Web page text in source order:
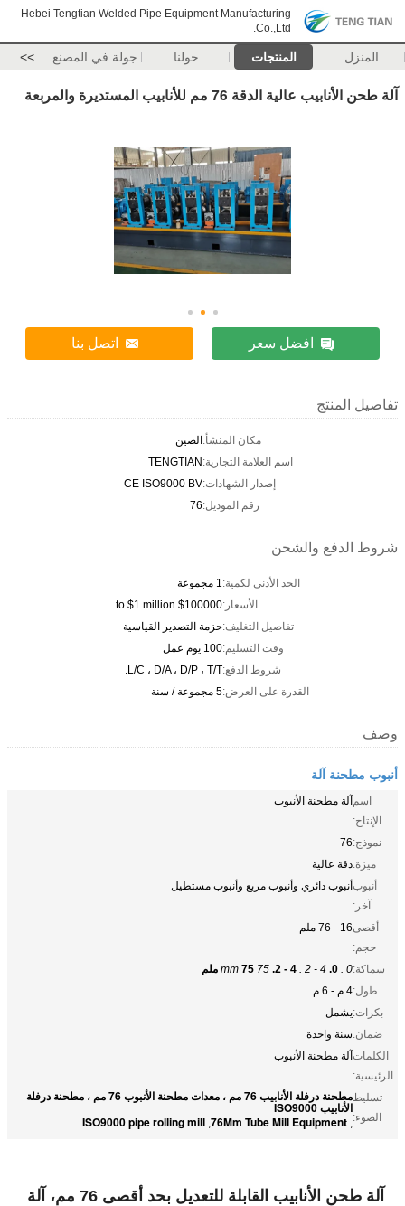
Hebei Tengtian Welded Pipe Equipment Manufacturing
Co.,Ltd.
المنزل المنتجات حولنا جولة في المصنع >>
آلة طحن الأنابيب عالية الدقة 76 مم للأنابيب المستديرة والمربعة
افضل سعر اتصل بنا
تفاصيل المنتج
مكان المنشأ:الصين
اسم العلامة التجارية:TENGTIAN
إصدار الشهادات:CE ISO9000 BV
رقم الموديل:76
شروط الدفع والشحن
الحد الأدنى لكمية:1 مجموعة
الأسعار:$100000 to $1 million
تفاصيل التغليف:حزمة التصدير القياسية
وقت التسليم:100 يوم عمل
شروط الدفع:L/C ، D/A ، D/P ، T/T.
القدرة على العرض:5 مجموعة / سنة
وصف
أنبوب مطحنة آلة
اسم
الإنتاج:
آلة مطحنة الأنبوب
نموذج:76
ميزة:دقة عالية
أنبوب
آخر:
أنبوب دائري وأنبوب مربع وأنبوب مستطيل
أقصى
حجم:
16 - 76 ملم
سماكة:0 .
0.
4 - 2 .
4 - 2.
75 mm 75 ملم
طول:4 م - 6 م
بكرات:يشمل
ضمان:سنة واحدة
الكلمات
الرئيسية:
آلة مطحنة الأنبوب
تسليط
الضوء:
مطحنة درفلة الأنابيب 76 مم ، معدات مطحنة الأنبوب 76 مم ، مطحنة درفلة
الأنابيب ISO9000
,
76Mm Tube Mill Equipment
,
ISO9000 pipe rolling mill
آلة طحن الأنابيب القابلة للتعديل بحد أقصى 76 مم، آلة